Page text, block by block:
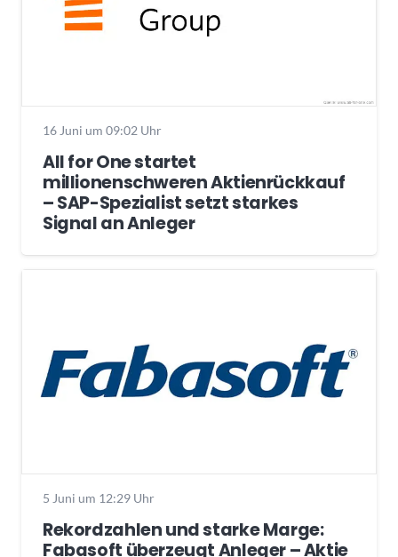
16 Juni um 09:02 Uhr
All for One startet
millionenschweren Aktienrückkauf
– SAP-Spezialist setzt starkes
Signal an Anleger
5 Juni um 12:29 Uhr
Rekordzahlen und starke Marge:
Fabasoft überzeugt Anleger – Aktie